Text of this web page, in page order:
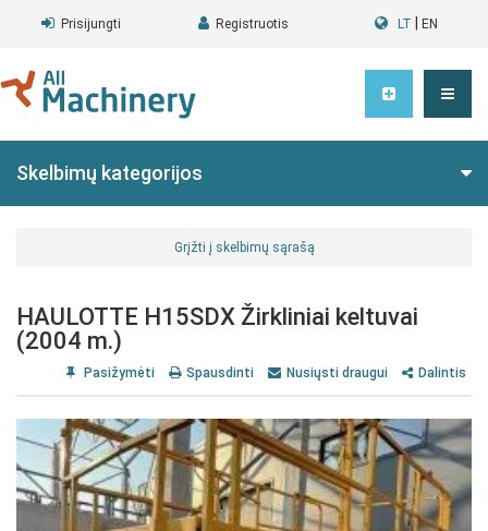
Prisijungti Registruotis LT EN
Skelbimų kategorijos
Grįžti į skelbimų sąrašą
HAULOTTE H15SDX Žirkliniai keltuvai
(2004 m.)
Pasižymėti Spausdinti Nusiųsti draugui Dalintis